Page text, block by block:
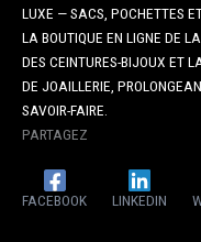
LUXE — SACS, POCHETTES
LA BOUTIQUE EN LIGNE DE
DES CEINTURES-BIJOUX ET
DE JOAILLERIE,
SAVOIR-FAIRE.
PARTAGEZ
FACEBOOK LINKEDIN